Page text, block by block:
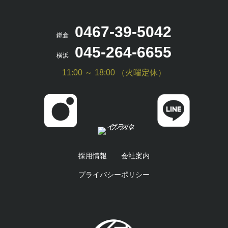
鎌倉 0467-39-5042
横浜 045-264-6655
11:00 ～ 18:00 （火曜定休）
採用情報 会社案内
プライバシーポリシー